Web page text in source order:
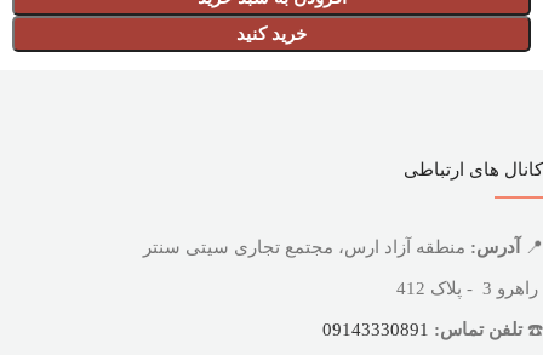
خرید کنید
کانال های ارتباطی
📍 آدرس: منطقه آزاد ارس، مجتمع تجاری سیتی سنتر
راهرو 3 - پلاک 412
☎️تلفن تماس: 09143330891